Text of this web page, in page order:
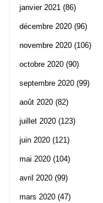
janvier 2021 (86)
décembre 2020 (96)
novembre 2020 (106)
octobre 2020 (90)
septembre 2020 (99)
août 2020 (82)
juillet 2020 (123)
juin 2020 (121)
mai 2020 (104)
avril 2020 (99)
mars 2020 (47)